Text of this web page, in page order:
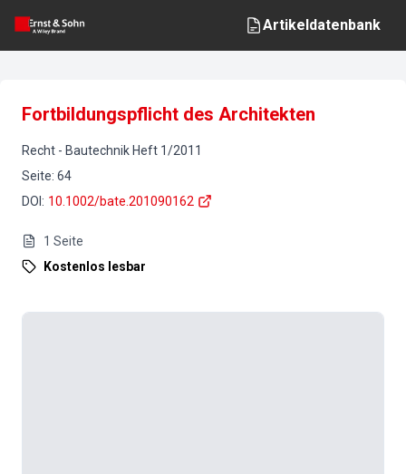
Artikeldatenbank
Fortbildungspflicht des Architekten
Recht - Bautechnik Heft 1/2011
Seite: 64
DOI : 10.1002/bate.201090162
1 Seite
Kostenlos lesbar